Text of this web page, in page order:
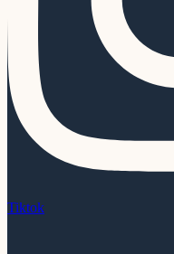
Tiktok